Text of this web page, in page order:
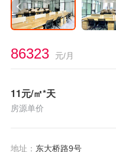
86323 元/月
11元/㎡*天
房源单价
地址： 东大桥路9号